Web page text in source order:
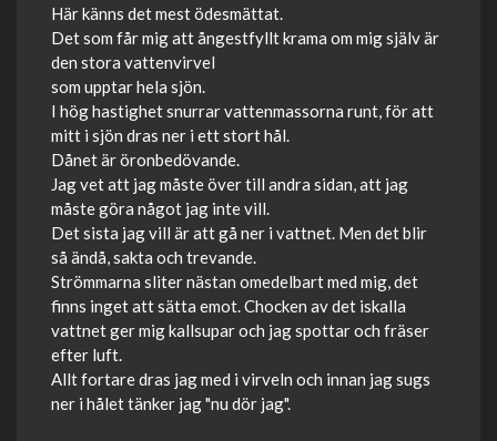
Här känns det mest ödesmättat.
Det som får mig att ångestfyllt krama om mig själv är
den stora vattenvirvel
som upptar hela sjön.
I hög hastighet snurrar vattenmassorna runt, för att
mitt i sjön dras ner i ett stort hål.
Dånet är öronbedövande.
Jag vet att jag måste över till andra sidan, att jag
måste göra något jag inte vill.
Det sista jag vill är att gå ner i vattnet. Men det blir
så ändå, sakta och trevande.
Strömmarna sliter nästan omedelbart med mig, det
finns inget att sätta emot. Chocken av det iskalla
vattnet ger mig kallsupar och jag spottar och fräser
efter luft.
Allt fortare dras jag med i virveln och innan jag sugs
ner i hålet tänker jag "nu dör jag".